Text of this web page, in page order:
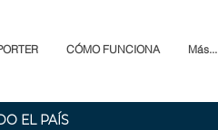
CÓMO FUNCIONA Más...
EL PAÍS